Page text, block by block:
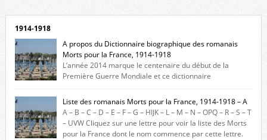
1914-1918
A propos du Dictionnaire biographique des romanais
Morts pour la France, 1914-1918
L’année 2014 marque le centenaire du début de la
Première Guerre Mondiale et ce dictionnaire
biographique veut rendre hommage aux romanais Morts pour la
France durant ce conflit. La base de cette recherche historique est
constituée des noms gravés sur les plaques commémoratives de
l’Hôtel de Ville, du lycée du Dauphiné et du lycée Triboulet, […]
Liste des romanais Morts pour la France, 1914-1918 – A
A – B – C – D – E – F – G – HIJK – L – M – N – OPQ – R – S – T
– UVW Cliquez sur une lettre pour voir la liste des Morts
pour la France dont le nom commence par cette lettre.